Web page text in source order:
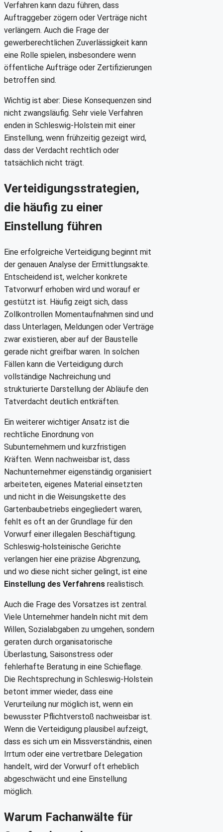
Verfahren kann dazu führen, dass
Auftraggeber zögern oder Verträge nicht
verlängern. Auch die Frage der
gewerberechtlichen Zuverlässigkeit kann
eine Rolle spielen, insbesondere wenn
öffentliche Aufträge oder Zertifizierungen
betroffen sind.
Wichtig ist aber: Diese Konsequenzen sind
nicht zwangsläufig. Sehr viele Verfahren
enden in Schleswig-Holstein mit einer
Einstellung, wenn frühzeitig gezeigt wird,
dass der Verdacht rechtlich oder
tatsächlich nicht trägt.
Verteidigungsstrategien,
die häufig zu einer
Einstellung führen
Eine erfolgreiche Verteidigung beginnt mit
der genauen Analyse der Ermittlungsakte.
Entscheidend ist, welcher konkrete
Tatvorwurf erhoben wird und worauf er
gestützt ist. Häufig zeigt sich, dass
Zollkontrollen Momentaufnahmen sind und
dass Unterlagen, Meldungen oder Verträge
zwar existieren, aber auf der Baustelle
gerade nicht greifbar waren. In solchen
Fällen kann die Verteidigung durch
vollständige Nachreichung und
strukturierte Darstellung der Abläufe den
Tatverdacht deutlich entkräften.
Ein weiterer wichtiger Ansatz ist die
rechtliche Einordnung von
Subunternehmern und kurzfristigen
Kräften. Wenn nachweisbar ist, dass
Nachunternehmer eigenständig organisiert
arbeiteten, eigenes Material einsetzten
und nicht in die Weisungskette des
Gartenbaubetriebs eingegliedert waren,
fehlt es oft an der Grundlage für den
Vorwurf einer illegalen Beschäftigung.
Schleswig-holsteinische Gerichte
verlangen hier eine präzise Abgrenzung,
und wo diese nicht sicher gelingt, ist eine
Einstellung des Verfahrens realistisch.
Auch die Frage des Vorsatzes ist zentral.
Viele Unternehmer handeln nicht mit dem
Willen, Sozialabgaben zu umgehen, sondern
geraten durch organisatorische
Überlastung, Saisonstress oder
fehlerhafte Beratung in eine Schieflage.
Die Rechtsprechung in Schleswig-Holstein
betont immer wieder, dass eine
Verurteilung nur möglich ist, wenn ein
bewusster Pflichtverstoß nachweisbar ist.
Wenn die Verteidigung plausibel aufzeigt,
dass es sich um ein Missverständnis, einen
Irrtum oder eine vertretbare Delegation
handelt, wird der Vorwurf oft erheblich
abgeschwächt und eine Einstellung
möglich.
Warum Fachanwälte für